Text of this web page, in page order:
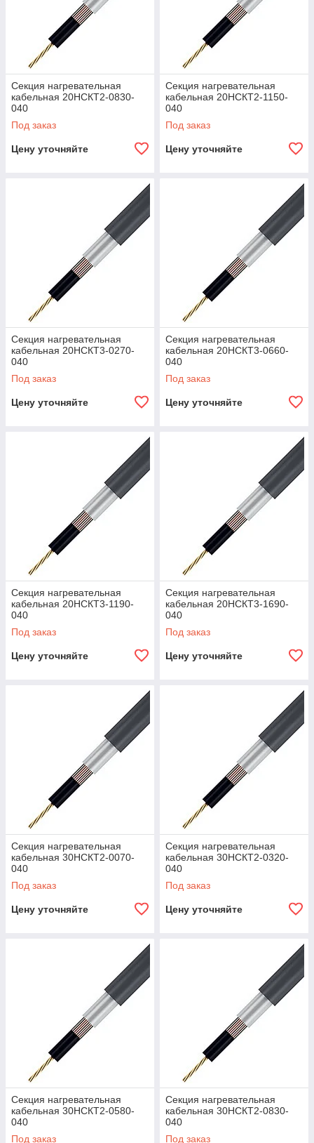
Секция нагревательная
кабельная 20НСКТ2-0830-
040
Под заказ
Цену уточняйте
Секция нагревательная
кабельная 20НСКТ2-1150-
040
Под заказ
Цену уточняйте
Секция нагревательная
кабельная 20НСКТ3-0270-
040
Под заказ
Цену уточняйте
Секция нагревательная
кабельная 20НСКТ3-0660-
040
Под заказ
Цену уточняйте
Секция нагревательная
кабельная 20НСКТ3-1190-
040
Под заказ
Цену уточняйте
Секция нагревательная
кабельная 20НСКТ3-1690-
040
Под заказ
Цену уточняйте
Секция нагревательная
кабельная 30НСКТ2-0070-
040
Под заказ
Цену уточняйте
Секция нагревательная
кабельная 30НСКТ2-0320-
040
Под заказ
Цену уточняйте
Секция нагревательная
кабельная 30НСКТ2-0580-
040
Под заказ
Секция нагревательная
кабельная 30НСКТ2-0830-
040
Под заказ